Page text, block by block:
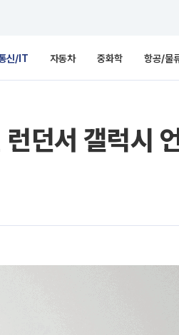
신/IT 자동차 중화학 항공/물
던서 갤럭시